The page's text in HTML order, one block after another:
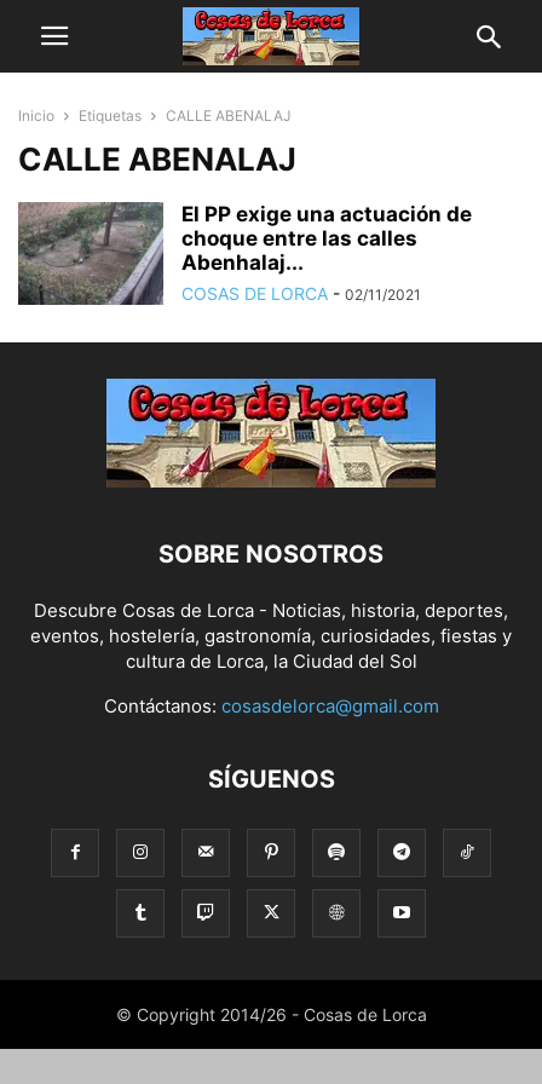
Inicio Etiquetas CALLE ABENALAJ
CALLE ABENALAJ
El PP exige una actuación de
choque entre las calles
Abenhalaj...
COSAS DE LORCA - 02/11/2021
SOBRE NOSOTROS
Descubre Cosas de Lorca - Noticias, historia, deportes,
eventos, hostelería, gastronomía, curiosidades, fiestas y
cultura de Lorca, la Ciudad del Sol
Contáctanos: cosasdelorca@gmail.com
SÍGUENOS
© Copyright 2014/26 - Cosas de Lorca